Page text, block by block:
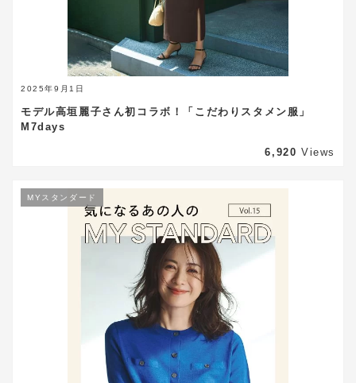
2025年9月1日
モデル高垣麗子さん初コラボ！「こだわりスタメン服」
M7days
6,920 Views
MYスタンダード